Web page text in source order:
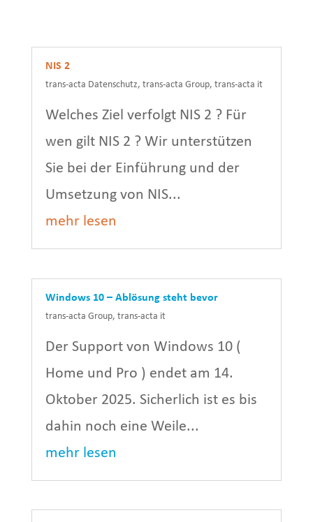
NIS 2
trans-acta Datenschutz, trans-acta Group, trans-acta it
Welches Ziel verfolgt NIS 2 ? Für
wen gilt NIS 2 ? Wir unterstützen
Sie bei der Einführung und der
Umsetzung von NIS...
mehr lesen
Windows 10 – Ablösung steht bevor
trans-acta Group, trans-acta it
Der Support von Windows 10 (
Home und Pro ) endet am 14.
Oktober 2025. Sicherlich ist es bis
dahin noch eine Weile...
mehr lesen